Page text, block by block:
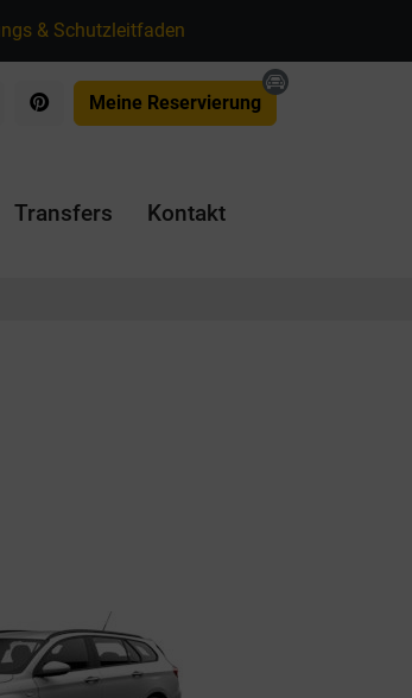
& Schutzleitfaden
Meine Reservierung
Transfers Kontakt